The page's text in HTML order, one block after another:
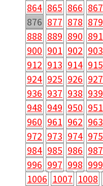
864 865 866 867
876 877 878 879
888 889 890 891
900 901 902 903
912 913 914 915
924 925 926 927
936 937 938 939
948 949 950 951
960 961 962 963
972 973 974 975
984 985 986 987
996 997 998 999
1006 1007 1008